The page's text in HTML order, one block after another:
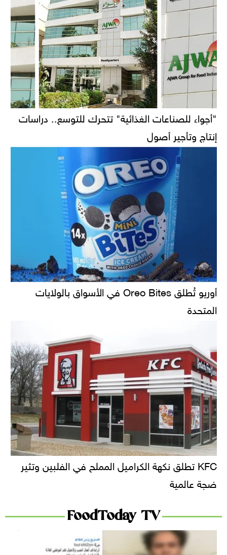
"أجواء للصناعات الغذائية" تتحرك للتوسع.. دراسات
إنتاج وتأجير أصول
أوريو تُطلق Oreo Bites في الأسواق بالولايات
المتحدة
KFC تطلق نكهة الكراميل المملح في الفلبين وتثير
ضجة عالمية
FoodToday TV